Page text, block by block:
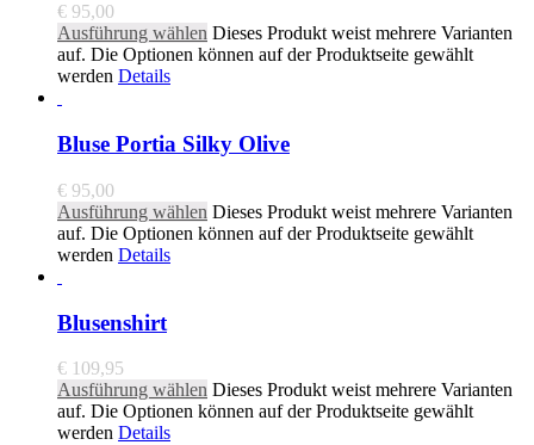
€ 95,00
Ausführung wählen Dieses Produkt weist mehrere Varianten
auf. Die Optionen können auf der Produktseite gewählt
werden Details
Bluse Portia Silky Olive
€ 95,00
Ausführung wählen Dieses Produkt weist mehrere Varianten
auf. Die Optionen können auf der Produktseite gewählt
werden Details
Blusenshirt
€ 109,95
Ausführung wählen Dieses Produkt weist mehrere Varianten
auf. Die Optionen können auf der Produktseite gewählt
werden Details